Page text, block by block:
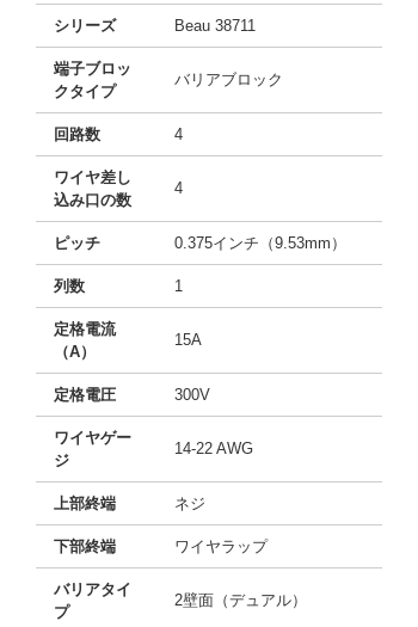
シリーズ Beau 38711
端子ブロッ
クタイプ
バリアブロック
回路数 4
ワイヤ差し
込み口の数
4
ピッチ 0.375インチ（9.53mm）
列数 1
定格電流
（A）
15A
定格電圧 300V
ワイヤゲー
ジ
14-22 AWG
上部終端 ネジ
下部終端 ワイヤラップ
バリアタイ
プ
2壁面（デュアル）